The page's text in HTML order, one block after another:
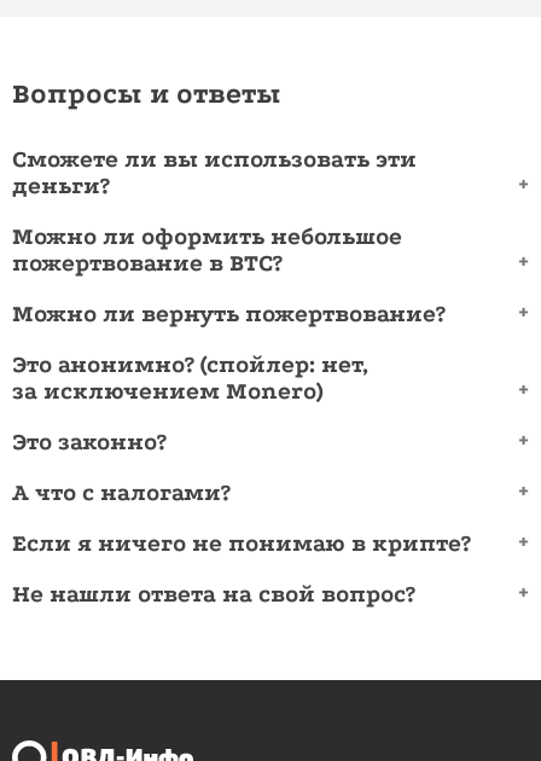
Вопросы и ответы
Сможете ли вы использовать эти
деньги?
Можно ли оформить небольшое
пожертвование в BTC?
Можно ли вернуть пожертвование?
Это анонимно? (спойлер: нет,
за исключением Monero)
Это законно?
А что с налогами?
Если я ничего не понимаю в крипте?
Не нашли ответа на свой вопрос?